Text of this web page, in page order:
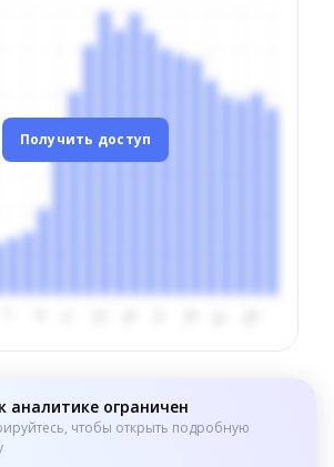
Получить доступ
аналитике ограничен
чтобы открыть подробную